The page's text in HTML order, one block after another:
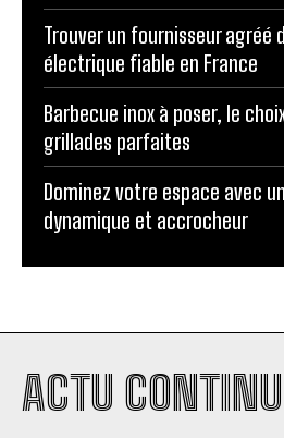
Trouver un fournisseur agréé
électrique fiable en France
Barbecue inox à poser, le
grillades parfaites
Dominez votre espace avec
dynamique et accrocheur
ACTU CONTINU